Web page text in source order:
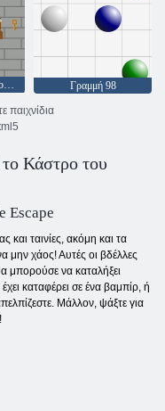
Γρήγορη αποκωδικοποίηση
Γραμμή 98
παιχνίδια
το Κάστρο του
Escape
και ταινίες, ακόμη και τα
μην χάος! Αυτές οι βδέλλες
μπορούσε να καταλήξει
καταφέρει σε ένα βαμπίρ, ή
Μάλλον, ψάξτε για